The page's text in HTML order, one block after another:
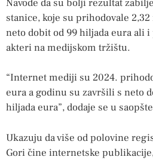
Navode da su bolji rezultat
stanice, koje su prihodovale
neto dobit od 99 hiljada eura ali
akteri na medijskom tržištu.
“Internet mediji su 2024.
eura a godinu su završili s neto
hiljada eura”, dodaje se u
Ukazuju da više od polovine
Gori čine internetske